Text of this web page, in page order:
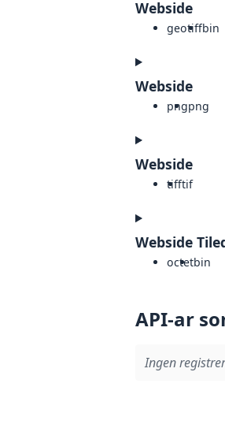
Webside
geotiffbin
Webside
pngpng
Webside
tifftif
Webside
octetbin
API-ar
Ingen